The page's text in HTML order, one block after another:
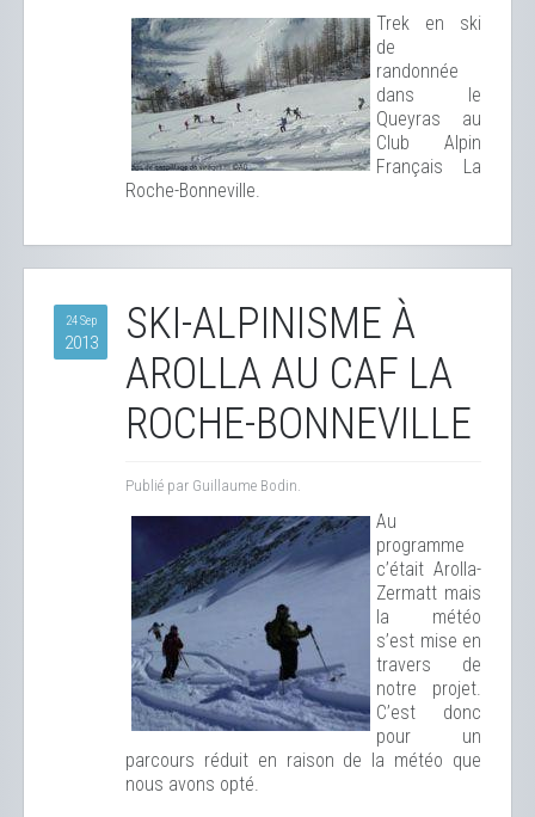
Trek en ski
de
randonnée
dans le
Queyras au
Club Alpin
Français La
Roche-Bonneville.
24 Sep
2013
SKI-ALPINISME À
AROLLA AU CAF LA
ROCHE-BONNEVILLE
Publié par Guillaume Bodin.
Au
programme
c’était Arolla-
Zermatt mais
la météo
s’est mise en
travers de
notre projet.
C’est donc
pour un
parcours réduit en raison de la météo que
nous avons opté.